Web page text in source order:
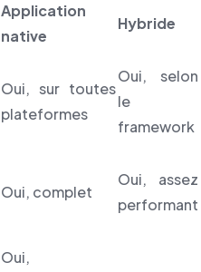
Application
native
Hybride
Oui, sur toutes
plateformes
Oui, selon
le
framework
Oui, complet
Oui, assez
performant
Oui,